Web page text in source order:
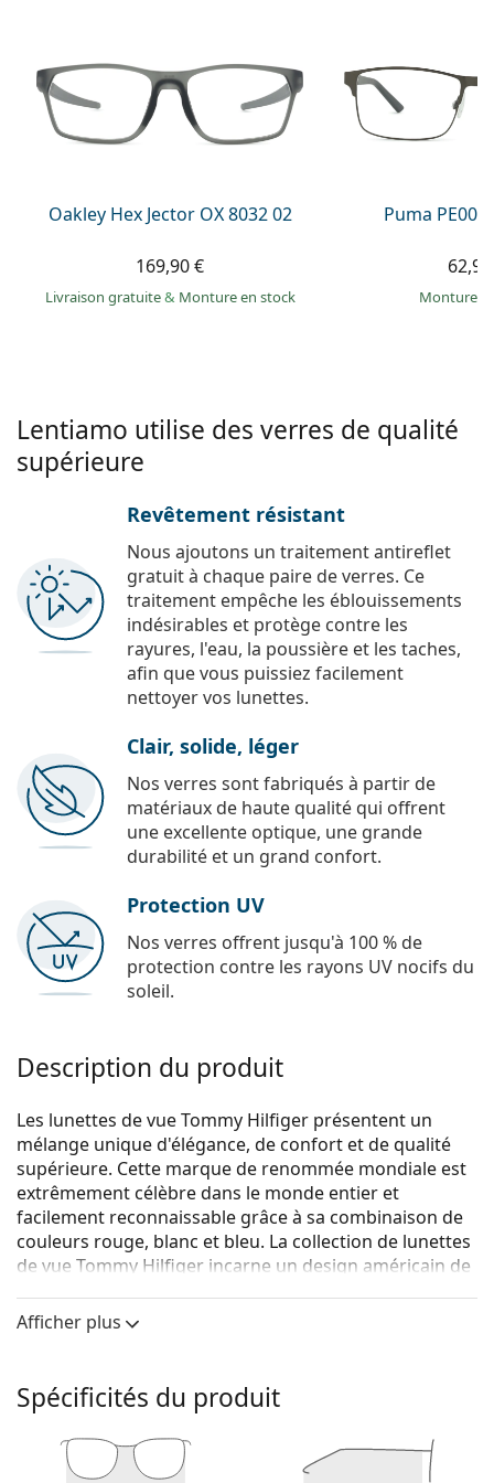
Prada
Toutes les marques
Oakley Hex Jector OX 8032 02
169,90 €
Livraison gratuite& Monture en stock
Puma
Monture
Lentiamo utilise des verres de qualité
supérieure
Revêtement résistant
Nous ajoutons un traitement antireflet
gratuit à chaque paire de verres. Ce
traitement empêche les éblouissements
indésirables et protège contre les
rayures, l'eau, la poussière et les taches,
afin que vous puissiez facilement
nettoyer vos lunettes.
Clair, solide, léger
Nos verres sont fabriqués à partir de
matériaux de haute qualité qui offrent
une excellente optique, une grande
durabilité et un grand confort.
Protection UV
Nos verres offrent jusqu'à 100 % de
protection contre les rayons UV nocifs du
soleil.
Description du produit
Les lunettes de vue Tommy Hilfiger présentent un
mélange unique d'élégance, de confort et de qualité
supérieure. Cette marque de renommée mondiale est
extrêmement célèbre dans le monde entier et
facilement reconnaissable grâce à sa combinaison de
couleurs rouge, blanc et bleu. La collection de lunettes
de vue Tommy Hilfiger incarne un design américain de
la rend idéale pour toutes les occasions.
Voyez de quoi vous avez l'air avec ces lunettes grâce à
la fonction d'essai virtuel de Lentiamo.
Monture de lunettes de vue
Afficher plus
Spécificités du produit